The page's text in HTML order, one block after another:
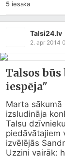
5iesaka
Talsi24.lv
2. apr 2014
Talsos
iespēja"
Marta sākumā
izsludināja
Talsu
piedāvātajiem
izvēlējās
Uzzini vairāk: